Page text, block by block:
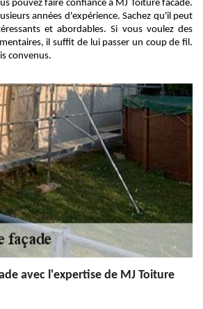
pouvez faire confiance à MJ Toiture facade.
années d'expérience. Sachez qu'il peut
et abordables. Si vous voulez des
il suffit de lui passer un coup de fil.
convenus.
avec l'expertise de MJ Toiture